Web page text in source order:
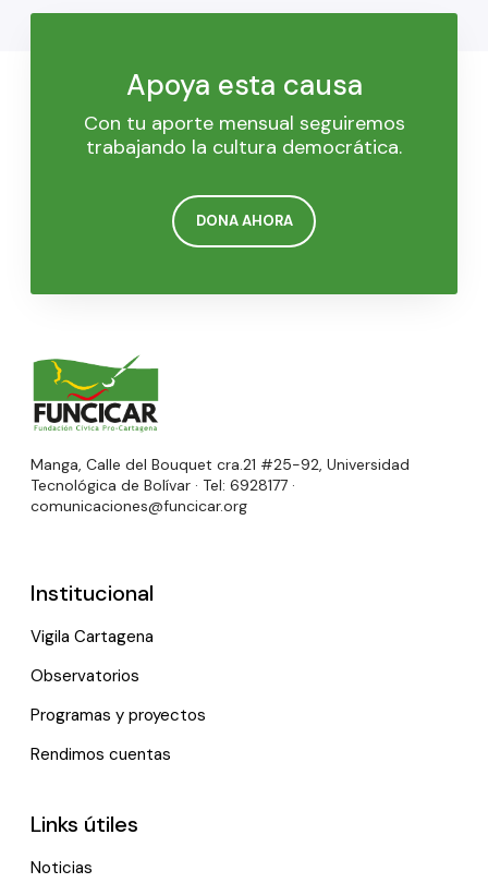
Apoya esta causa
Con tu aporte mensual seguiremos
trabajando la cultura democrática.
DONA AHORA
Manga, Calle del Bouquet cra.21 #25-92, Universidad
Tecnológica de Bolívar · Tel: 6928177 ·
comunicaciones@funcicar.org
Institucional
Vigila Cartagena
Observatorios
Programas y proyectos
Rendimos cuentas
Links útiles
Noticias